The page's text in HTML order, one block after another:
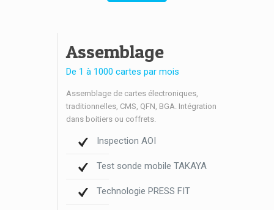
Assemblage
De 1 à 1000 cartes par mois
Assemblage de cartes électroniques,
traditionnelles, CMS, QFN, BGA. Intégration
dans boitiers ou coffrets.
Inspection AOI
Test sonde mobile TAKAYA
Technologie PRESS FIT